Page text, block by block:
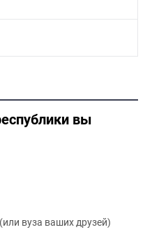
вы
вуза ваших друзей)